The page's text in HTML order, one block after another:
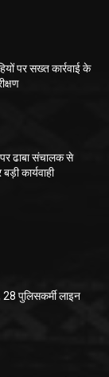
पर सख्त कार्रवाई के
ढाबा संचालक से
कार्यवाही
28 पुलिसकर्मी लाइन